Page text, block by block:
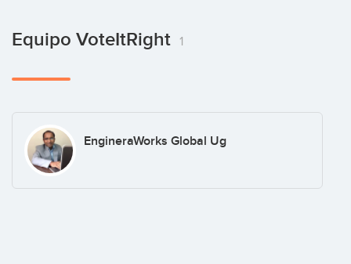
Equipo VoteItRight 1
EngineraWorks Global Ug